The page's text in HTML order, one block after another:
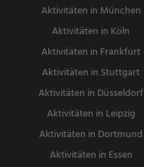
Aktivitäten in München
Aktivitäten in Köln
Aktivitäten in Frankfurt
Aktivitäten in Stuttgart
Aktivitäten in Düsseldorf
Aktivitäten in Leipzig
Aktivitäten in Dortmund
Aktivitäten in Essen